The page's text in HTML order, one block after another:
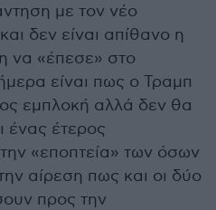
με τον νέο
και δεν είναι απίθανο η
να «έπεσε» στο
είναι πως ο Τραμπ
εμπλοκή αλλά δεν θα
ένας έτερος
«εποπτεία» των όσων
αίρεση πως και οι δύο
προς την